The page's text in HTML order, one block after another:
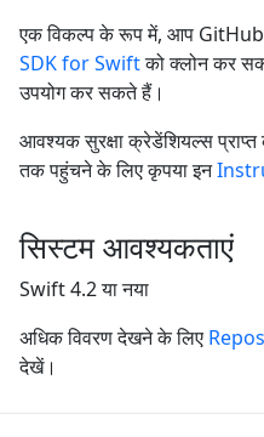
एक विकल्प के रूप में, आप
SDK for Swiftको क्लोन कर
उपयोग कर सकते हैं।
आवश्यक सुरक्षा क्रेडेंशियल्स
तक पहुंचने के लिए कृपया इन
सिस्टम आवश्यकताएं
Swift 4.2 या नया
अधिक विवरण देखने के लिए
देखें।